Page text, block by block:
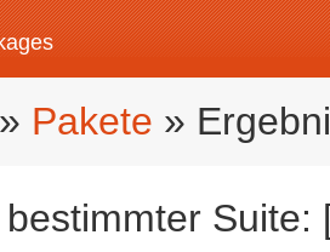
» Pakete »
Suite: